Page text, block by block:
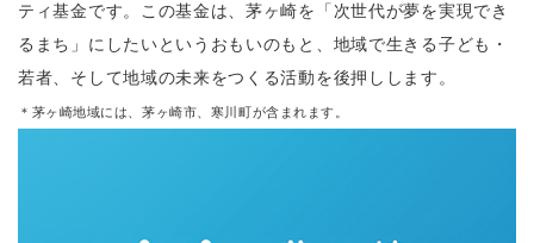
ティ基金です。この基金は、茅ヶ崎を「次世代が夢を実現でき
るまち」にしたいというおもいのもと、地域で生きる子ども・
若者、そして地域の未来をつくる活動を後押しします。
＊茅ヶ崎地域には、茅ヶ崎市、寒川町が含まれます。